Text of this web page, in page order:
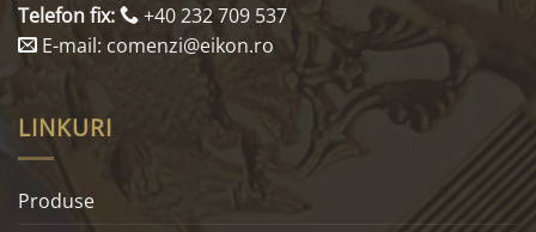
Telefon fix:
+40 232 709 537
E-mail: comenzi@eikon.ro
LINKURI
Produse